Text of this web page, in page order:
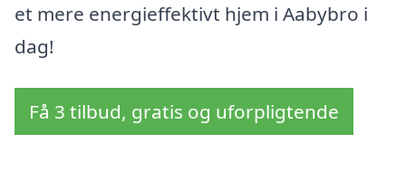
et mere energieffektivt hjem i Aabybro i
dag!
Få 3 tilbud, gratis og uforpligtende